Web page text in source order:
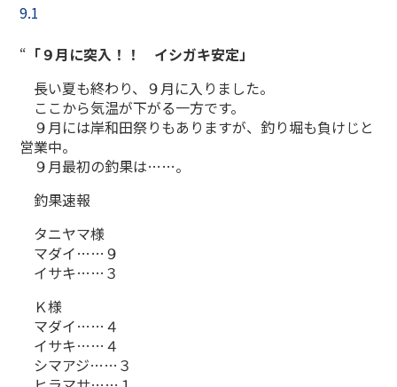
9.1
“ 「９月に突入！！ イシガキ安定」
長い夏も終わり、９月に入りました。
ここから気温が下がる一方です。
９月には岸和田祭りもありますが、釣り堀も負けじと
営業中。
９月最初の釣果は……。
釣果速報
タニヤマ様
マダイ……９
イサキ……３
Ｋ様
マダイ……４
イサキ……４
シマアジ……３